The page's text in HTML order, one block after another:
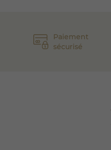
Paiement
sécurisé